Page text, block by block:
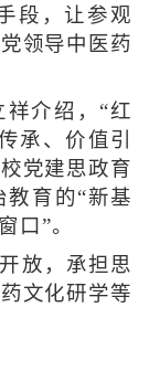
段，让参观
领导中医药
介绍，“红
承、价值引
党建思政育
教育的“新基
口”。
放，承担思
文化研学等